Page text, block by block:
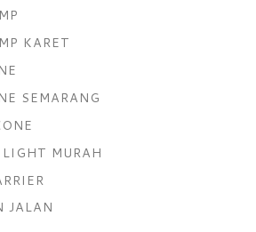
KARET
SEMARANG
MURAH
JALAN